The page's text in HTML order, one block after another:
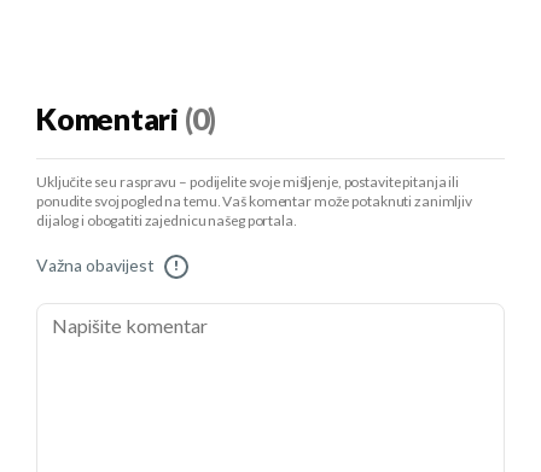
Komentari (0)
Uključite se u raspravu – podijelite svoje mišljenje, postavite pitanja ili
ponudite svoj pogled na temu. Vaš komentar može potaknuti zanimljiv
dijalog i obogatiti zajednicu našeg portala.
Važna obavijest !